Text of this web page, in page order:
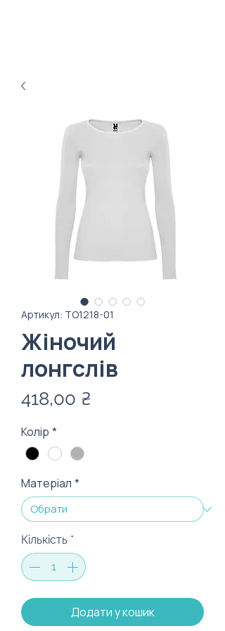
Артикул: TO1218-01
Жіночий
лонгслів
418,00 ₴
Колір *
Матеріал *
Кількість *
Додати у кошик